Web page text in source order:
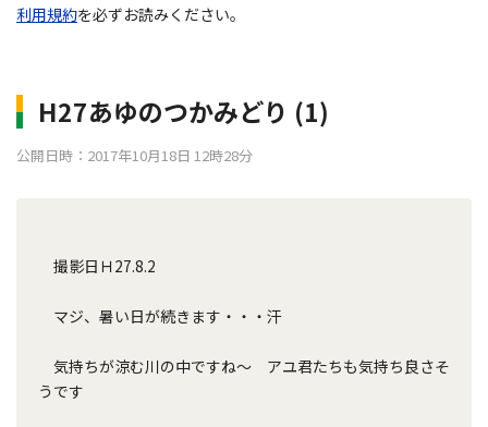
利用規約を必ずお読みください。
H27あゆのつかみどり (1)
公開日時：2017年10月18日 12時28分
撮影日Ｈ27.8.2
マジ、暑い日が続きます・・・汗
気持ちが涼む川の中ですね～ アユ君たちも気持ち良さそ
うです